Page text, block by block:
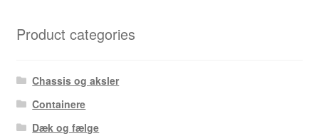
Product categories
Chassis og aksler
Containere
Dæk og fælge